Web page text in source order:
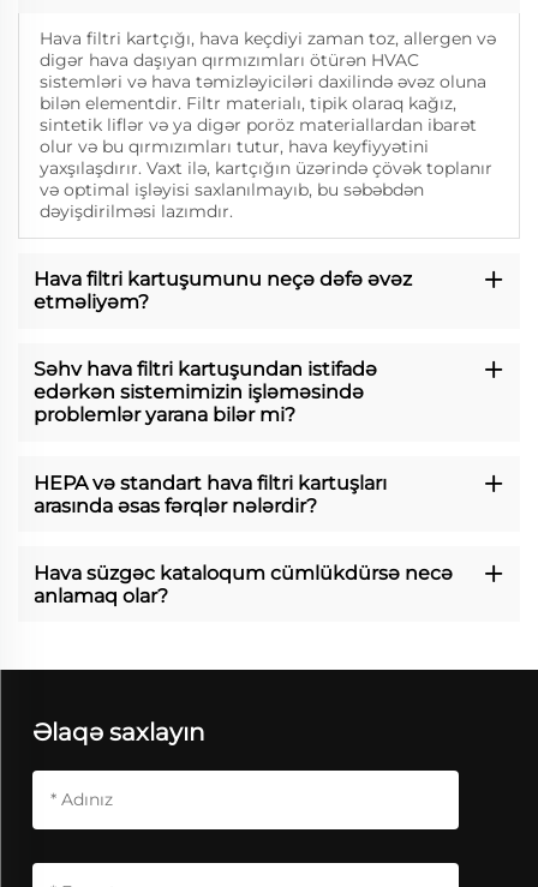
Hava filtri kartçığı, hava keçdiyi zaman toz, allergen və
digər hava daşıyan qırmızımları ötürən HVAC
sistemləri və hava təmizləyiciləri daxilində əvəz oluna
bilən elementdir. Filtr materialı, tipik olaraq kağız,
sintetik liflər və ya digər poröz materiallardan ibarət
olur və bu qırmızımları tutur, hava keyfiyyətini
yaxşılaşdırır. Vaxt ilə, kartçığın üzərində çövək toplanır
və optimal işləyisi saxlanılmayıb, bu səbəbdən
dəyişdirilməsi lazımdır.
Hava filtri kartuşumunu neçə dəfə əvəz
etməliyəm?
Səhv hava filtri kartuşundan istifadə
edərkən sistemimizin işləməsində
problemlər yarana bilər mi?
HEPA və standart hava filtri kartuşları
arasında əsas fərqlər nələrdir?
Hava süzgəc kataloqum cümlükdürsə necə
anlamaq olar?
Əlaqə saxlayın